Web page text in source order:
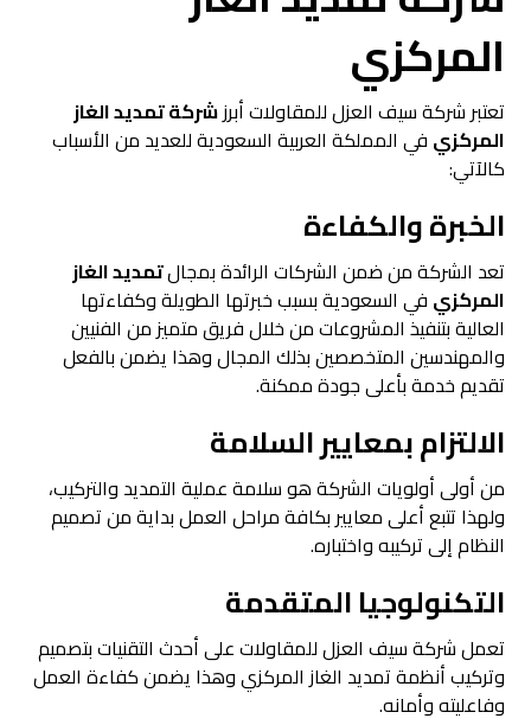
المركزي
تعتبر شركة سيف العزل للمقاولات أبرزشركة تمديد الغاز
المركزي في المملكة العربية السعودية للعديد من الأسباب
كالآتي:
الخبرة والكفاءة
تعد الشركة من ضمن الشركات الرائدة بمجالتمديد الغاز
المركزي في السعودية بسبب خبرتها الطويلة وكفاءتها
العالية بتنفيذ المشروعات من خلال فريق متميز من الفنيين
والمهندسين المتخصصين بذلك المجال وهذا يضمن بالفعل
تقديم خدمة بأعلى جودة ممكنة.
الالتزام بمعايير السلامة
من أولى أولويات الشركة هو سلامة عملية التمديد والتركيب،
ولهذا تتبع أعلى معايير بكافة مراحل العمل بداية من تصميم
النظام إلى تركيبه واختباره.
التكنولوجيا المتقدمة
تعمل شركة سيف العزل للمقاولات على أحدث التقنيات بتصميم
وتركيب أنظمة تمديد الغاز المركزي وهذا يضمن كفاءة العمل
وفاعليته وأمانه.